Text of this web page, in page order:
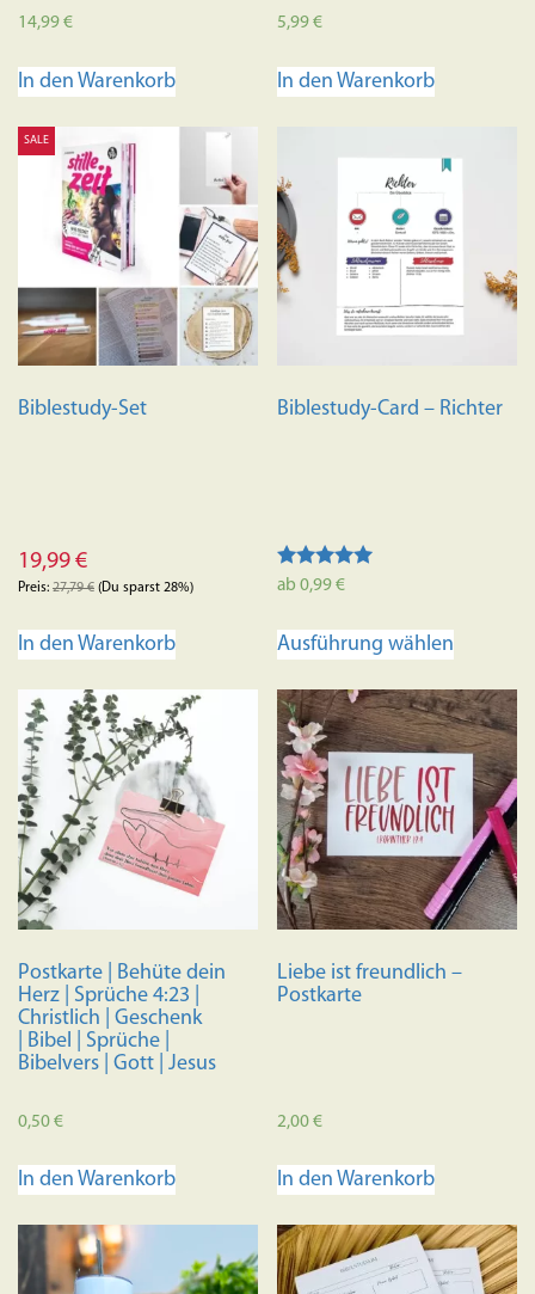
14,99€
In den Warenkorb
5,99€
In den Warenkorb
SALE
Biblestudy-Set
19,99 €
Preis: 27,79€ (Du sparst 28%)
In den Warenkorb
Biblestudy-Card – Richter
Bewertet mit
ab0,99€
Ausführung wählen
mehrere
auf.
Die
können
auf
der
gewählt
Postkarte | Behüte dein
Herz | Sprüche 4:23 |
Christlich | Geschenk
| Bibel | Sprüche |
Bibelvers | Gott | Jesus
0,50€
In den Warenkorb
Liebe ist freundlich –
Postkarte
2,00€
In den Warenkorb